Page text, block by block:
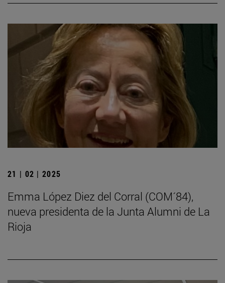
21 | 02 | 2025
Emma López Diez del Corral (COM´84),
nueva presidenta de la Junta Alumni de La
Rioja